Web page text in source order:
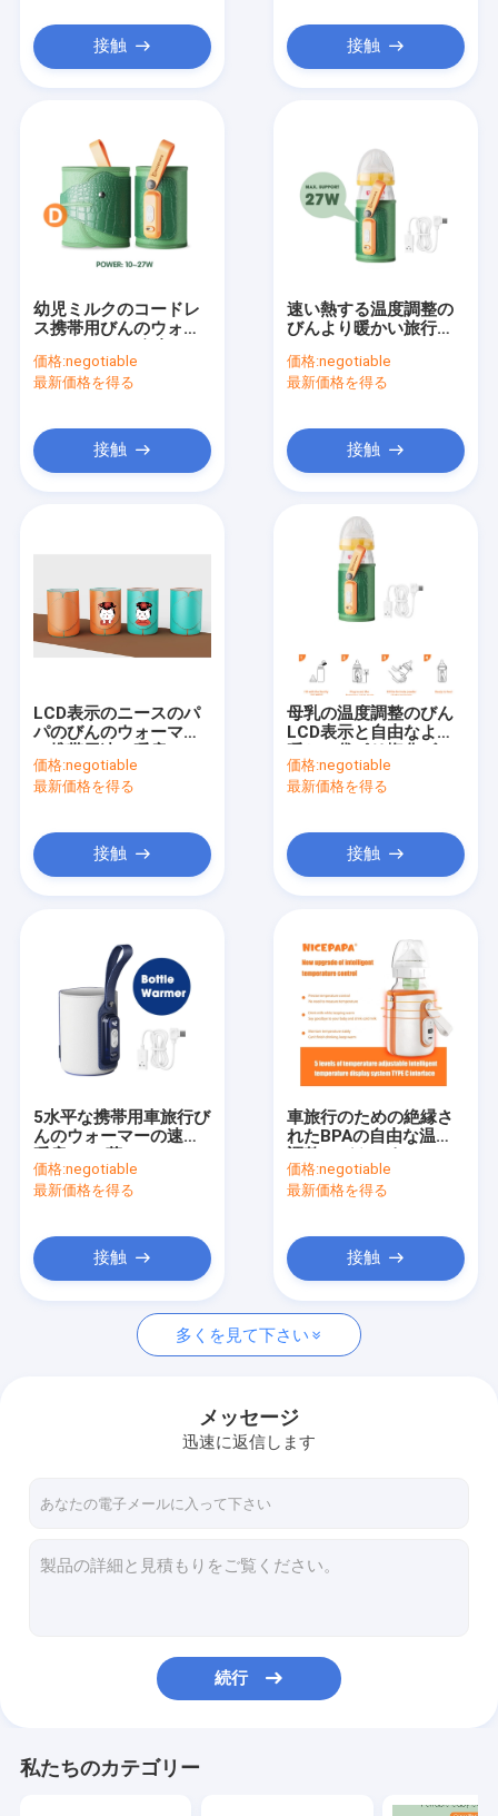
場合
携帯用哺乳瓶のウォーマー
携帯用旅行びんのウォーマー
温度調整のびんのウォーマー
シリコーンの赤ん坊の供給びん
PPSUの赤ん坊の供給びん
赤ん坊の歯が生えるおもちゃ
ベビー スプーン と フォーク
ナイトアンドデイ・シューシファー
スリップキャップシッピカップ
接触 接触
幼児ミルクのコードレ
ス携帯用びんのウォー
EMCは承認した
価格:negotiable
最新価格を得る
接触
速い熱する温度調整の
びんより暖かい旅行
マー
価格:negotiable
最新価格を得る
接触
LCD表示のニースのパ
パのびんのウォーマー
価格:negotiable
最新価格を得る
接触
母乳の温度調整のびん
LCD表示と自由なより
ール
価格:negotiable
最新価格を得る
接触
5水平な携帯用車旅行び
んのウォーマーの速い
価格:negotiable
最新価格を得る
接触
車旅行のための絶縁さ
れたBPAの自由な温度
ー スマートなUSB
価格:negotiable
最新価格を得る
接触
多くを見て下さい
メッセージ
迅速に返信します
続行
私たちのカテゴリー